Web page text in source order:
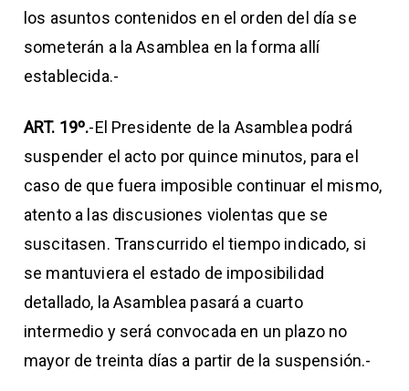
los asuntos contenidos en el orden del día se
someterán a la Asamblea en la forma allí
establecida.-
ART. 19º.-El Presidente de la Asamblea podrá
suspender el acto por quince minutos, para el
caso de que fuera imposible continuar el mismo,
atento a las discusiones violentas que se
suscitasen. Transcurrido el tiempo indicado, si
se mantuviera el estado de imposibilidad
detallado, la Asamblea pasará a cuarto
intermedio y será convocada en un plazo no
mayor de treinta días a partir de la suspensión.-